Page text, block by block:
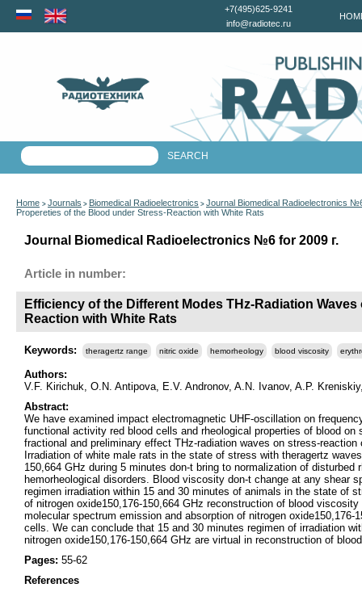
+7(495)625-9241
info@radiotec.ru
Home > Journals > Biomedical Radioelectronics > Journal Biomedical Radioelectronics
Propereties of the Blood under Stress-Reaction with White Rats
Journal Biomedical Radioelectronics №6 for 2009 г.
Article in number:
Efficiency of the Different Modes THz-Radiation
Reaction with White Rats
Keywords: theragertz range nitric oxide hemorheology blood viscosity
Authors:
V.F. Kirichuk, O.N. Antipova, E.V. Andronov, A.N. Ivanov, A.P.
Abstract:
We have examined impact electromagnetic UHF-oscillation on
functional activity red blood cells and rheological properties of blood
fractional and preliminary effect THz-radiation waves on stress-
Irradiation of white male rats in the state of stress with theragertz
150,664 GHz during 5 minutes don-t bring to normalization of
hemorheological disorders. Blood viscosity don-t change at any shear
regimen irradiation within 15 and 30 minutes of animals in the state of
of nitrogen oxide150,176-150,664 GHz reconstruction of blood
molecular spectrum emission and absorption of nitrogen
cells. We can conclude that 15 and 30 minutes regimen of irradiation
nitrogen oxide150,176-150,664 GHz are virtual in reconstruction of
Pages: 55-62
References